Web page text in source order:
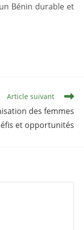
Bénin durable et
Article suivant
des femmes
et opportunités